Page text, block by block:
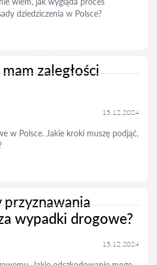
dziedziczenia w Polsce?
zaległości
15.12.2024
w Polsce. Jakie kroki muszę podjąć,
przyznawania
wypadki drogowe?
15.12.2024